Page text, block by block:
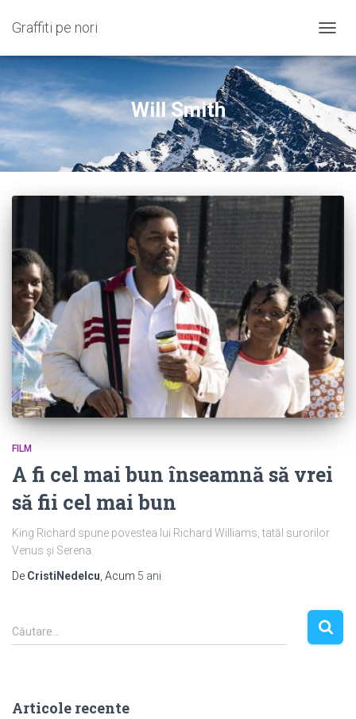
Graffiti pe nori
Will Smith
FILM
A fi cel mai bun înseamnă să vrei
să fii cel mai bun
King Richard spune povestea lui Richard Williams, tatăl surorilor
Venus și Serena.
De CristiNedelcu , Acum 5 ani
C
a
d
Căutare…
Articole recente